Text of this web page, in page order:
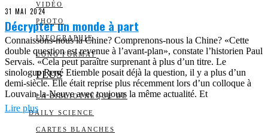
VIDÉO
PHOTO
INFOGRAPHIE
LONG FORMAT
PLUS
LA BIBLIOTHÈQUE DE
DAILY SCIENCE
CARTES BLANCHES
31 MAI 2024
Décrypter un monde à part
Connaissons-nous la Chine? Comprenons-nous la Chine? «Cette
double question est revenue à l’avant-plan», constate l’historien Paul
Servais. «Cela peut paraître surprenant à plus d’un titre. Le
sinologue René Etiemble posait déjà la question, il y a plus d’un
demi-siècle. Elle était reprise plus récemment lors d’un colloque à
Louvain-la-Neuve avec toujours la même actualité. Et
Lire plus